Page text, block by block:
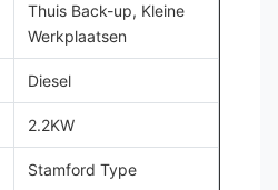
Thuis Back-up, Kleine
Werkplaatsen
Diesel
2.2KW
Stamford Type